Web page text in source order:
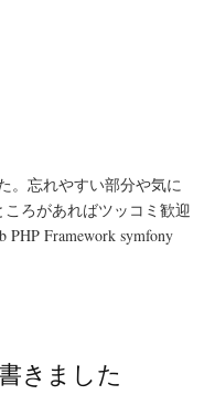
。忘れやすい部分や気に
ろがあればツッコミ歓迎
Framework symfony
きました